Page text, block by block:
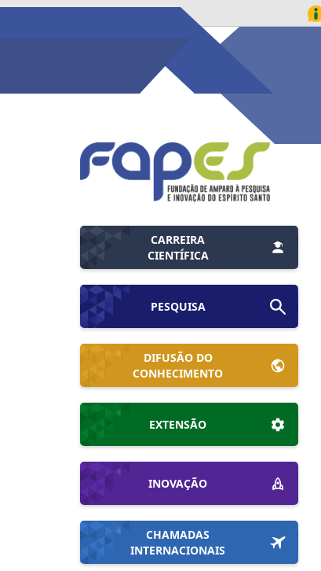
CARREIRA
CIENTÍFICA
PESQUISA
DIFUSÃO DO
CONHECIMENTO
EXTENSÃO
INOVAÇÃO
CHAMADAS
INTERNACIONAIS